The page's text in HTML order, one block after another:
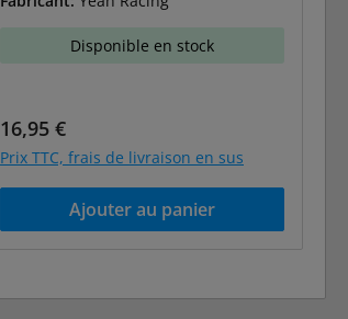
Disponible en stock
Prix régulier :
16,95 €
Prix TTC, frais de livraison en sus
Ajouter au panier